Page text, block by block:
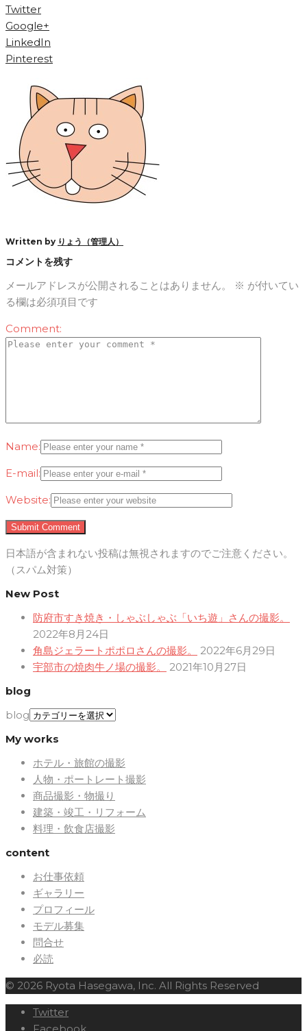
Twitter
Google+
LinkedIn
Pinterest
Written by りょう（管理人）
コメントを残す
メールアドレスが公開されることはありません。 ※ が付いてい
る欄は必須項目です
Comment:
Name:
E-mail:
Website:
日本語が含まれない投稿は無視されますのでご注意ください。
（スパム対策）
New Post
防府市すき焼き・しゃぶしゃぶ「いち遊」さんの撮影。
2022年8月24日
角島ジェラートポポロさんの撮影。
2022年6月29日
宇部市の焼肉牛ノ場の撮影。
2021年10月27日
blog
blog
My works
ホテル・旅館の撮影
人物・ポートレート撮影
商品撮影・物撮り
建築・竣工・リフォーム
料理・飲食店撮影
content
お仕事依頼
ギャラリー
プロフィール
モデル募集
問合せ
必読
© 2026 Ryota Hasegawa, Inc. All Rights Reserved
Twitter
Facebook